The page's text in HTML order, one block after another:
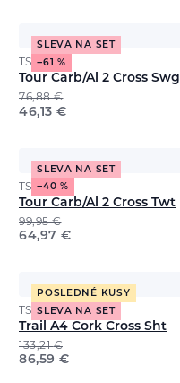
SLEVA NA SET
−61 %
TSL
Tour Carb/Al 2 Cross Swg
76,88€
46,13 €
SLEVA NA SET
−40 %
TSL
Tour Carb/Al 2 Cross Twt
99,95€
64,97 €
POSLEDNÉ KUSY
SLEVA NA SET
TSL
Trail A4 Cork Cross Sht
133,21€
86,59 €